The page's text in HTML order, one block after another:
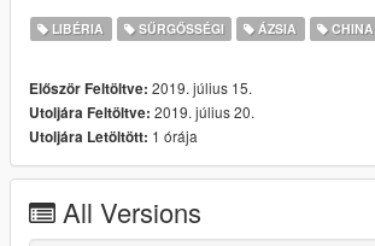
还有特警车下面有链接
LIBÉRIA SŰRGŐSSÉGI ÁZSIA CHINA
Először Feltöltve: 2019. július 15.
Utoljára Feltöltve: 2019. július 20.
Utoljára Letöltött: 1 órája
All Versions